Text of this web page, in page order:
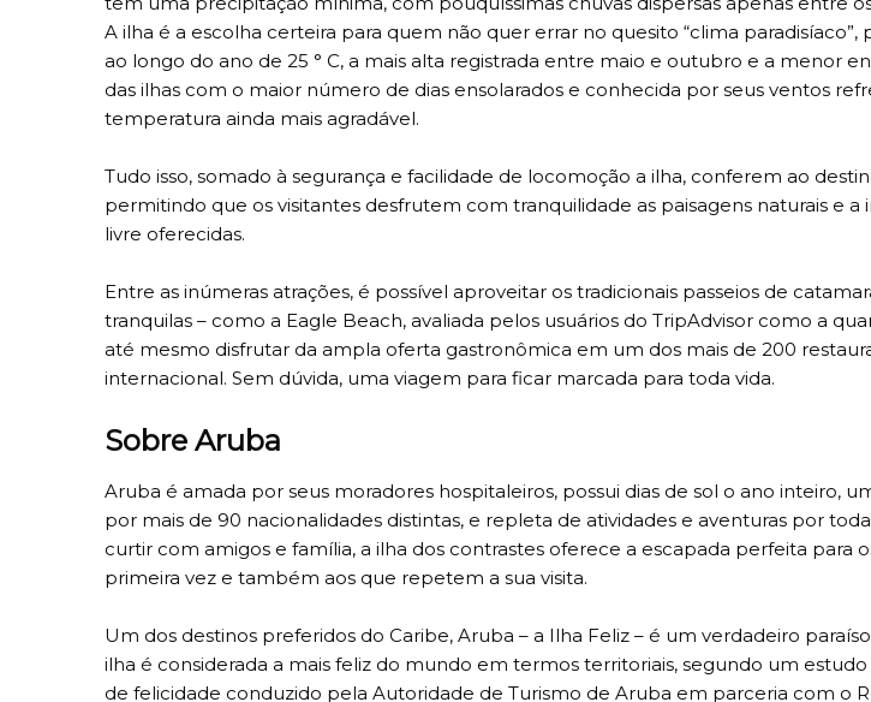
A ilha é a escolha certeira para quem não quer errar no quesito “clima
ao longo do ano de 25 ° C, a mais alta registrada entre maio e outubro e a menor
das ilhas com o maior número de dias ensolarados e conhecida por seus ventos
temperatura ainda mais agradável.
Tudo isso, somado à segurança e facilidade de locomoção a ilha, conferem ao
permitindo que os visitantes desfrutem com tranquilidade as paisagens naturais e a
livre oferecidas.
Entre as inúmeras atrações, é possível aproveitar os tradicionais passeios de
tranquilas – como a Eagle Beach, avaliada pelos usuários do TripAdvisor como a
até mesmo disfrutar da ampla oferta gastronômica em um dos mais de 200
internacional. Sem dúvida, uma viagem para ficar marcada para toda vida.
Sobre Aruba
Aruba é amada por seus moradores hospitaleiros, possui dias de sol o ano inteiro,
por mais de 90 nacionalidades distintas, e repleta de atividades e aventuras por
curtir com amigos e família, a ilha dos contrastes oferece a escapada perfeita para
primeira vez e também aos que repetem a sua visita.
Um dos destinos preferidos do Caribe, Aruba – a Ilha Feliz – é um verdadeiro
ilha é considerada a mais feliz do mundo em termos territoriais, segundo um
de felicidade conduzido pela Autoridade de Turismo de Aruba em parceria com o